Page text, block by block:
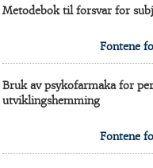
Metodebok til forsvar for
Fontene
Bruk av psykofarmaka for
utviklingshemming
Fontene